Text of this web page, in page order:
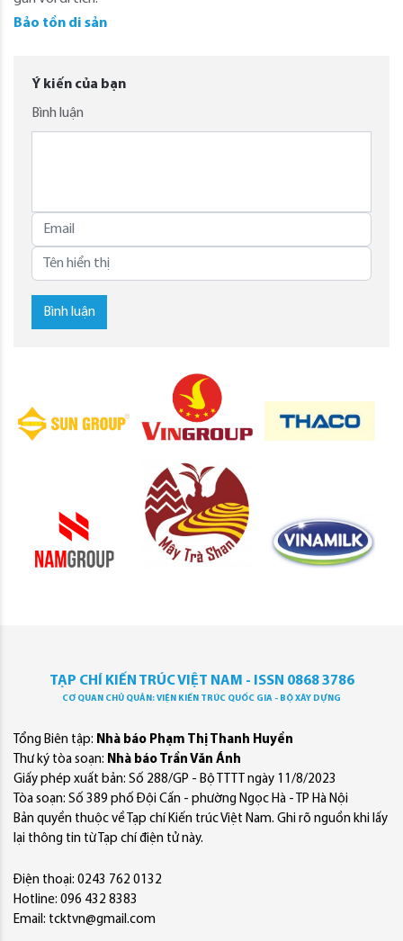
Bảo tồn di sản
Ý kiến của bạn
Bình luận
Bình luận
TẠP CHÍ KIẾN TRÚC VIỆT NAM - ISSN 0868 3786
CƠ QUAN CHỦ QUẢN: VIỆN KIẾN TRÚC QUỐC GIA - BỘ XÂY DỰNG
Tổng Biên tập: Nhà báo Phạm Thị Thanh Huyền
Thư ký tòa soạn: Nhà báo Trần Văn Ánh
Giấy phép xuất bản: Số 288/GP - Bộ TTTT ngày 11/8/2023
Tòa soạn: Số 389 phố Đội Cấn - phường Ngọc Hà - TP Hà Nội
Bản quyền thuộc về Tạp chí Kiến trúc Việt Nam. Ghi rõ nguồn khi lấy
lại thông tin từ Tạp chí điện tử này.
Điện thoại: 0243 762 0132
Hotline: 096 432 8383
Email: tcktvn@gmail.com